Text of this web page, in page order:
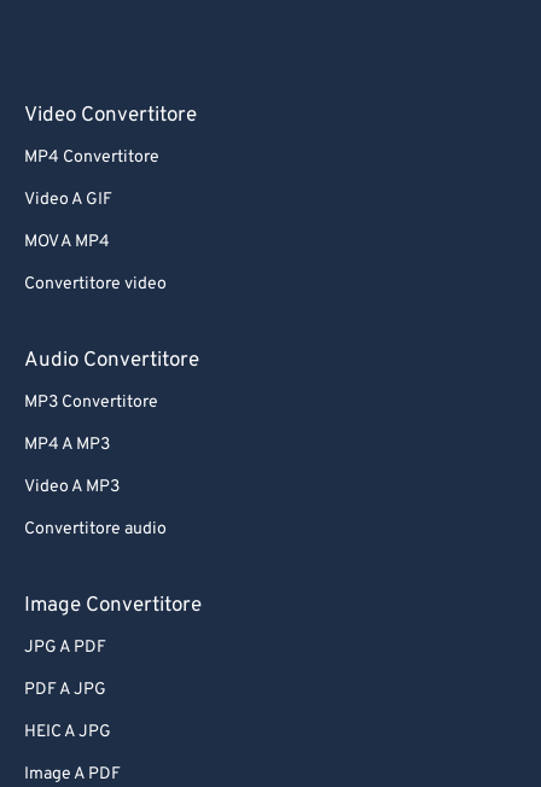
Video Convertitore
MP4 Convertitore
Video A GIF
MOV A MP4
Convertitore video
Audio Convertitore
MP3 Convertitore
MP4 A MP3
Video A MP3
Convertitore audio
Image Convertitore
JPG A PDF
PDF A JPG
HEIC A JPG
Image A PDF